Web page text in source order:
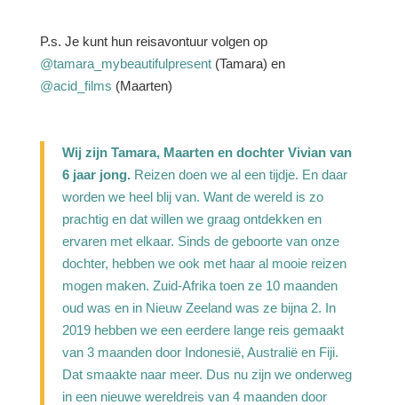
P.s. Je kunt hun reisavontuur volgen op
@tamara_mybeautifulpresent(Tamara) en
@acid_films (Maarten)
Wij zijn Tamara, Maarten en dochter Vivian van
6 jaar jong.Reizen doen we al een tijdje. En daar
worden we heel blij van. Want de wereld is zo
prachtig en dat willen we graag ontdekken en
ervaren met elkaar. Sinds de geboorte van onze
dochter, hebben we ook met haar al mooie reizen
mogen maken. Zuid-Afrika toen ze 10 maanden
oud was en in Nieuw Zeeland was ze bijna 2. In
2019 hebben we een eerdere lange reis gemaakt
van 3 maanden door Indonesië, Australië en Fiji.
Dat smaakte naar meer. Dus nu zijn we onderweg
in een nieuwe wereldreis van 4 maanden door